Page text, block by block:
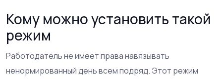
Кому можно установить такой
режим
Работодатель не имеет права навязывать
ненормированный день всем подряд. Этот режим